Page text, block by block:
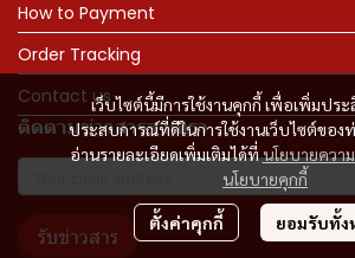
เว็บไซต์นี้มีการใช้งานคุกกี้ เพื่อเพิ่มปร
ประสบการณ์ที่ดีในการใช้งานเว็บไซต์ของ
อ่านรายละเอียดเพิ่มเติมได้ที่นโยบายควา
นโยบายคุกกี้
ตั้งค่าคุกกี้ ยอมรับทั้ง
How to Payment
Order Tracking
Contact us
ติดตามข่าวสารจากเรา
รับข่าวสาร